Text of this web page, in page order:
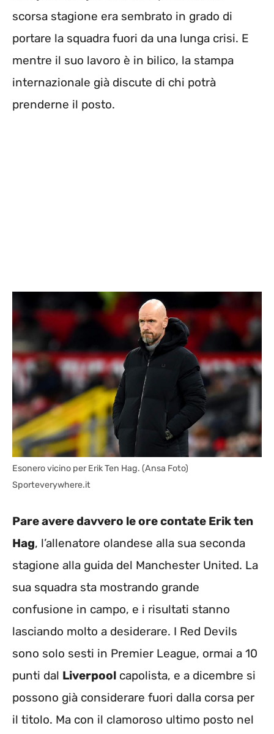
scorsa stagione era sembrato in grado di
portare la squadra fuori da una lunga crisi. E
mentre il suo lavoro è in bilico, la stampa
internazionale già discute di chi potrà
prenderne il posto.
Esonero vicino per Erik Ten Hag. (Ansa Foto)
Sporteverywhere.it
Pare avere davvero le ore contate Erik ten
Hag, l’allenatore olandese alla sua seconda
stagione alla guida del Manchester United. La
sua squadra sta mostrando grande
confusione in campo, e i risultati stanno
lasciando molto a desiderare. I Red Devils
sono solo sesti in Premier League, ormai a 10
punti dal Liverpool capolista, e a dicembre si
possono già considerare fuori dalla corsa per
il titolo. Ma con il clamoroso ultimo posto nel